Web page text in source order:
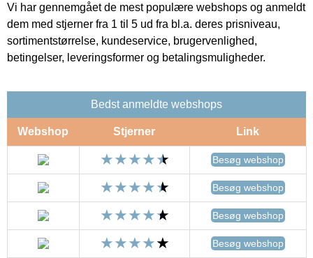
Vi har gennemgået de mest populære webshops og anmeldt
dem med stjerner fra 1 til 5 ud fra bl.a. deres prisniveau,
sortimentstørrelse, kundeservice, brugervenlighed,
betingelser, leveringsformer og betalingsmuligheder.
Bedst anmeldte webshops
Webshop Stjerner Link
Besøg webshop
Besøg webshop
Besøg webshop
Besøg webshop